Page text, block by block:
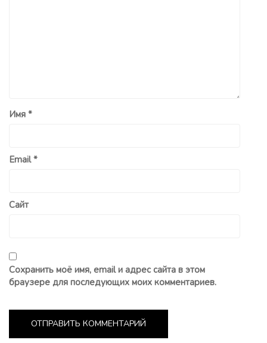
Имя *
Email*
Сайт
Сохранить моё имя, email и адрес сайта в этом
браузере для последующих моих комментариев.